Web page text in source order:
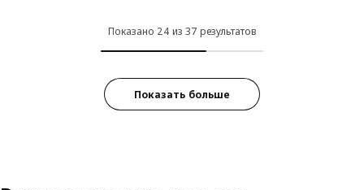
Показано 24 из 37 результатов
Показать больше